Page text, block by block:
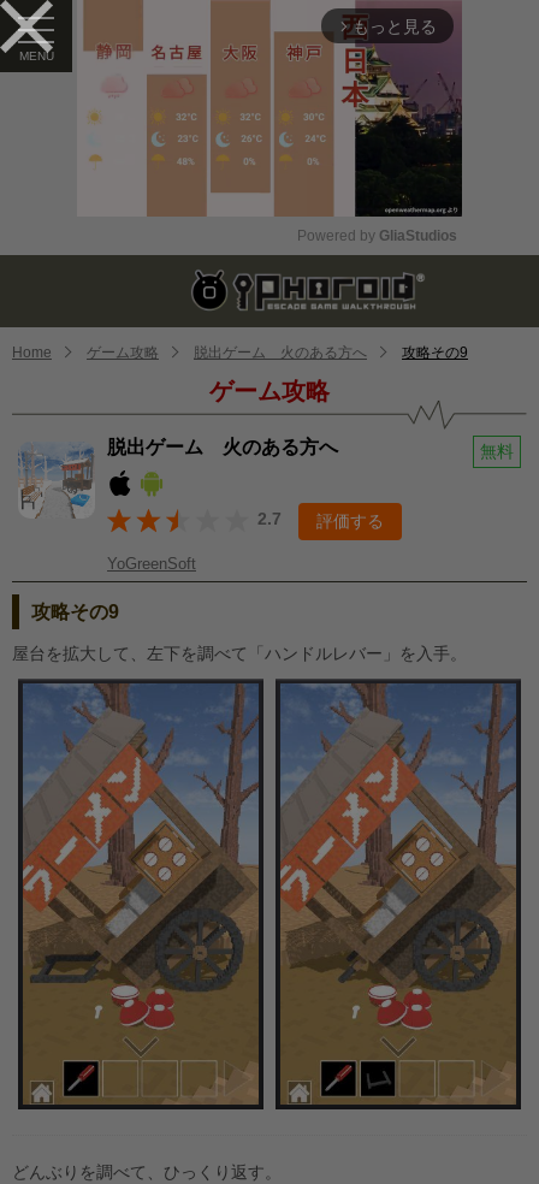
arrow_forward_ios もっと見る
Mute
Powered by GliaStudios
Home ゲーム攻略 脱出ゲーム 火のある方へ 攻略その9
ゲーム攻略
脱出ゲーム 火のある方へ 無料
2.7 評価する
YoGreenSoft
攻略その9
屋台を拡大して、左下を調べて「ハンドルレバー」を入手。
どんぶりを調べて、ひっくり返す。